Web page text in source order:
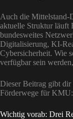
Auch die Mittelstand-
aktuelle Struktur läuft
bundesweites
Digitalisierung, KI-
Cybersicherheit. Wie
verfügbar sein
Dieser Beitrag gibt
Förderwege für KMU:
Wichtig vorab: Drei